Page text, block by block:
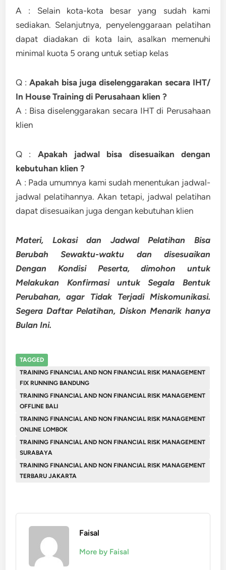
A : Selain kota-kota besar yang sudah kami
sediakan. Selanjutnya, penyelenggaraan pelatihan
dapat diadakan di kota lain, asalkan memenuhi
minimal kuota 5 orang untuk setiap kelas
Q : Apakah bisa juga diselenggarakan secara IHT/
In House Training di Perusahaan klien ?
A : Bisa diselenggarakan secara IHT di Perusahaan
klien
Q : Apakah jadwal bisa disesuaikan dengan
kebutuhan klien ?
A : Pada umumnya kami sudah menentukan jadwal-
jadwal pelatihannya. Akan tetapi, jadwal pelatihan
dapat disesuaikan juga dengan kebutuhan klien
Materi, Lokasi dan Jadwal Pelatihan Bisa
Berubah Sewaktu-waktu dan disesuaikan
Dengan Kondisi Peserta, dimohon untuk
Melakukan Konfirmasi untuk Segala Bentuk
Perubahan, agar Tidak Terjadi Miskomunikasi.
Segera Daftar Pelatihan, Diskon Menarik hanya
Bulan Ini.
TAGGED
TRAINING FINANCIAL AND NON FINANCIAL RISK MANAGEMENT
FIX RUNNING BANDUNG
TRAINING FINANCIAL AND NON FINANCIAL RISK MANAGEMENT
OFFLINE BALI
TRAINING FINANCIAL AND NON FINANCIAL RISK MANAGEMENT
ONLINE LOMBOK
TRAINING FINANCIAL AND NON FINANCIAL RISK MANAGEMENT
SURABAYA
TRAINING FINANCIAL AND NON FINANCIAL RISK MANAGEMENT
TERBARU JAKARTA
Faisal
More by Faisal